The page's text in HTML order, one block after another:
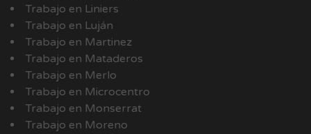
Trabajo en Liniers
Trabajo en Luján
Trabajo en Martinez
Trabajo en Mataderos
Trabajo en Merlo
Trabajo en Microcentro
Trabajo en Monserrat
Trabajo en Moreno